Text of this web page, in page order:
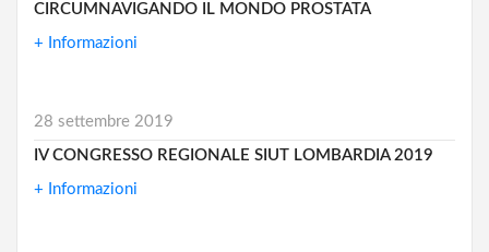
CIRCUMNAVIGANDO IL MONDO PROSTATA
+ Informazioni
28 settembre 2019
IV CONGRESSO REGIONALE SIUT LOMBARDIA 2019
+ Informazioni